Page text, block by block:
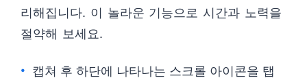
리해집니다. 이 놀라운 기능으로 시간과 노력을
절약해 보세요.
캡쳐 후 하단에 나타나는 스크롤 아이콘을 탭